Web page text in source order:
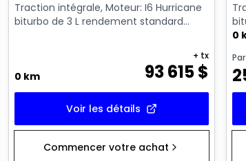
Traction intégrale, Moteur: I6 Hurricane
biturbo de 3 L rendement standard
0 km 93 615$
+ tx
Voir les détails
Commencer votre achat
0